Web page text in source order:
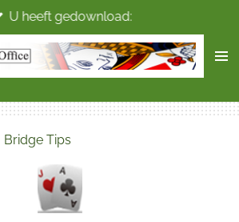
U heeft gedownload:
Bridge Tips